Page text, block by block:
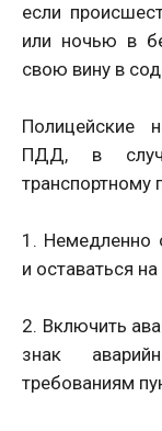
если
или ночью в
свою вину в
Полицейские
ПДД, в
транспортному
1. Немедленно
и оставаться
2. Включить
знак
требованиям